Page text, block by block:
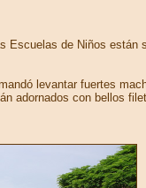
Escuelas de Niños están
levantar fuertes
adornados con bellos